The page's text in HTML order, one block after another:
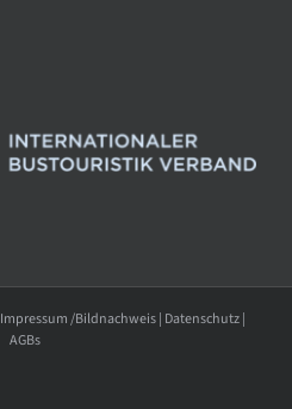
Impressum /Bildnachweis| Datenschutz|
AGBs